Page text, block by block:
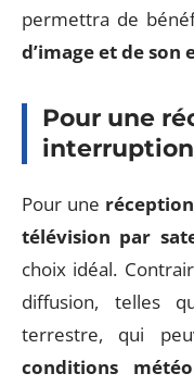
permettra de
d’image et de
Pour une
interruption
Pour une
télévision par
choix idéal.
diffusion, telles
terrestre, qui
conditions